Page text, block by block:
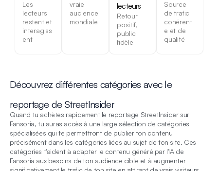
Les
lecteurs
restent et
interagiss
ent
vraie
audience
mondiale
lecteurs
Retour
positif,
public
fidèle
Source
de trafic
cohérent
e et de
qualité
Découvrez différentes catégories avec le
reportage de StreetInsider
Quand tu achètes rapidement le reportage StreetInsider sur
Fansoria, tu auras accès à une large sélection de catégories
spécialisées qui te permettront de publier ton contenu
précisément dans les catégories liées au sujet de ton site. Ces
catégories t'aident à adapter le contenu généré par l'IA de
Fansoria aux besoins de ton audience cible et à augmenter